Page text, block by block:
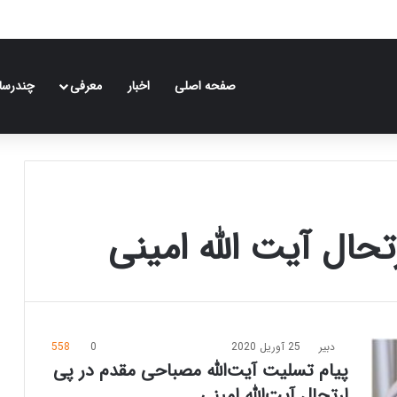
صفحه اصلی اخبار معرفی
آیت الله امینی
دبیر 25 آوریل 2020 0
558
پیام تسلیت آیت‌الله مصباحی مقدم در پی